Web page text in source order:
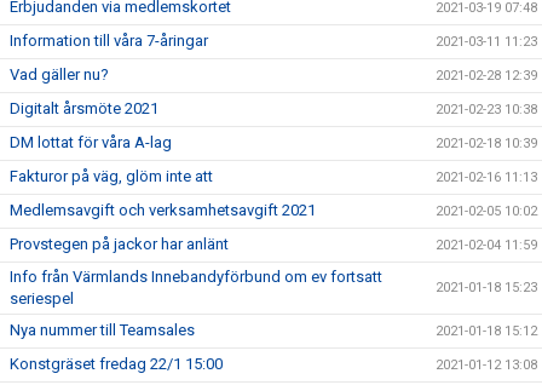
Erbjudanden via medlemskortet 2021-03-19 07:48
Information till våra 7-åringar 2021-03-11 11:23
Vad gäller nu? 2021-02-28 12:39
Digitalt årsmöte 2021 2021-02-23 10:38
DM lottat för våra A-lag 2021-02-18 10:39
Fakturor på väg, glöm inte att 2021-02-16 11:13
Medlemsavgift och verksamhetsavgift 2021 2021-02-05 10:02
Provstegen på jackor har anlänt 2021-02-04 11:59
Info från Värmlands Innebandyförbund om ev fortsatt
seriespel
2021-01-18 15:23
Nya nummer till Teamsales 2021-01-18 15:12
Konstgräset fredag 22/1 15:00 2021-01-12 13:08